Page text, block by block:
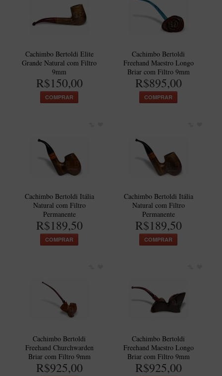
Cachimbo Bertoldi Elite
Grande Natural com Filtro
9mm
R$150,00
COMPRAR
Cachimbo Bertoldi
Freehand Maestro Longo
Briar com Filtro 9mm
R$895,00
COMPRAR
Cachimbo Bertoldi Itália
Natural com Filtro
Permanente
R$189,50
COMPRAR
Cachimbo Bertoldi Itália
Natural com Filtro
Permanente
R$189,50
COMPRAR
Cachimbo Bertoldi
Freehand Churchwarden
Briar com Filtro 9mm
R$925,00
Cachimbo Bertoldi
Freehand Maestro Longo
Briar com Filtro 9mm
R$925,00